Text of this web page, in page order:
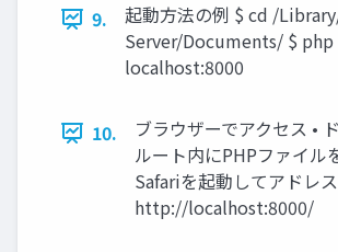
9.
起動方法の例 $ cd /
Server/Documents/ $ php
localhost:8000
10.
ブラウザーでアクセス •
ルート内にPHPファイル
Safariを起動してアドレ
http://localhost:8000/